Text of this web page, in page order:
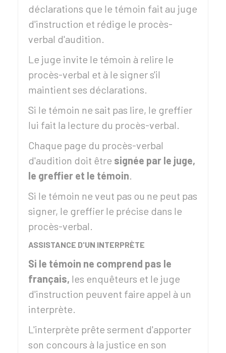
déclarations que le témoin fait au juge
d'instruction et rédige le procès-
verbal d'audition.
Le juge invite le témoin à relire le
procès-verbal et à le signer s'il
maintient ses déclarations.
Si le témoin ne sait pas lire, le greffier
lui fait la lecture du procès-verbal.
Chaque page du procès-verbal
d'audition doit être signée par le juge,
le greffier et le témoin.
Si le témoin ne veut pas ou ne peut pas
signer, le greffier le précise dans le
procès-verbal.
ASSISTANCE D'UN INTERPRÈTE
Si le témoin ne comprend pas le
français, les enquêteurs et le juge
d'instruction peuvent faire appel à un
interprète.
L'interprète prête serment d'apporter
son concours à la justice en son